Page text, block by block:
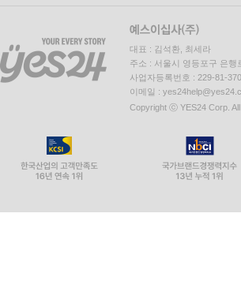
대표 : 김석환, 최세라
주소 : 서울시 영등포구 은
사업자등록번호 : 229-81-
이메일 :
Copyright ⓒ YES24 Corp.